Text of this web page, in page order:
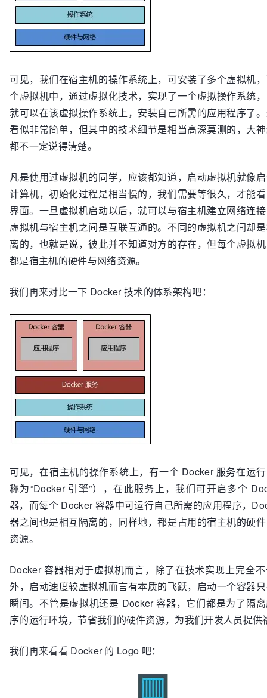
可见，我们在宿主机的操作系统上，可安装了多个虚拟机
个虚拟机中，通过虚拟化技术，实现了一个虚拟操作系统
就可以在该虚拟操作系统上，安装自己所需的应用程序了
看似非常简单，但其中的技术细节是相当高深莫测的，大
都不一定说得清楚。
凡是使用过虚拟机的同学，应该都知道，启动虚拟机就像
计算机，初始化过程是相当慢的，我们需要等很久，才能
界面。一旦虚拟机启动以后，就可以与宿主机建立网络连
虚拟机与宿主机之间是互联互通的。不同的虚拟机之间却
离的，也就是说，彼此并不知道对方的存在，但每个虚拟
都是宿主机的硬件与网络资源。
我们再来对比一下 Docker 技术的体系架构吧：
可见，在宿主机的操作系统上，有一个 Docker 服务在运
称为“Docker 引擎”），在此服务上，我们可开启多个
器，而每个 Docker 容器中可运行自己所需的应用程序，
器之间也是相互隔离的，同样地，都是占用的宿主机的硬
资源。
Docker 容器相对于虚拟机而言，除了在技术实现上完全
外，启动速度较虚拟机而言有本质的飞跃，启动一个容器
瞬间。不管是虚拟机还是 Docker 容器，它们都是为了隔
序的运行环境，节省我们的硬件资源，为我们开发人员提供
我们再来看看 Docker 的 Logo 吧：